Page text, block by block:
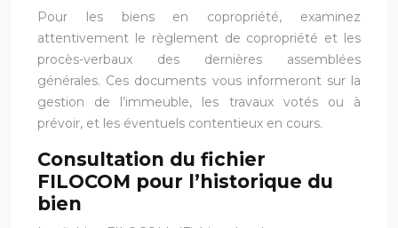
Pour les biens en copropriété, examinez
attentivement le règlement de copropriété et les
procès-verbaux des dernières assemblées
générales. Ces documents vous informeront sur la
gestion de l’immeuble, les travaux votés ou à
prévoir, et les éventuels contentieux en cours.
Consultation du fichier
FILOCOM pour l’historique du
bien